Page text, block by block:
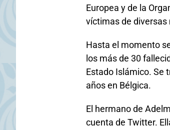
Europea y de la
víctimas de
Hasta el momento
los más de 30
Estado Islámico. Se
años en Bélgica.
El hermano de
cuenta de Twitter.